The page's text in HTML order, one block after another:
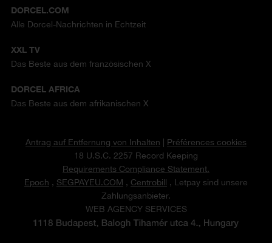
DORCEL.COM
Alle Dorcel-Nachrichten in Echtzeit
XXL TV
Das Beste aus dem französischen X
DORCEL AFRICA
Das Beste aus dem afrikanischen X
Antrag auf Entfernung von Inhalten | Préférences cookies
18 U.S.C. 2257 Record Keeping
Requirements Compliance Statement.
Epoch , SEGPAYEU.COM , Centrobill , Letpay sind unsere
Zahlungsanbieter.
WEB AGENCY SERVICES